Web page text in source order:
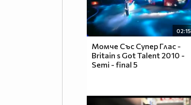
02:15
Момче Със Супер Глас -
Britain s Got Talent 2010 -
Semi - final 5